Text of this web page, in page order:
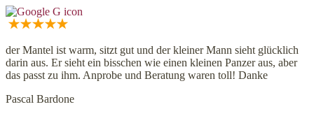
der Mantel ist warm, sitzt gut und der kleiner Mann sieht glücklich
darin aus. Er sieht ein bisschen wie einen kleinen Panzer aus, aber
das passt zu ihm. Anprobe und Beratung waren toll! Danke
Pascal Bardone